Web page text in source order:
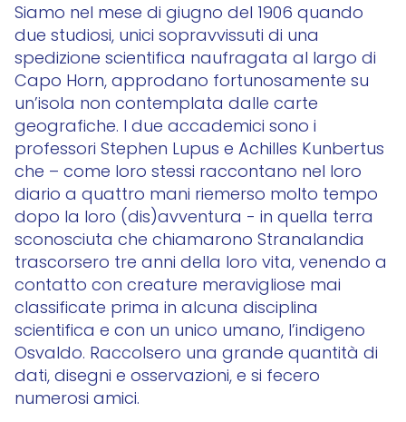
Siamo nel mese di giugno del 1906 quando
due studiosi, unici sopravvissuti di una
spedizione scientifica naufragata al largo di
Capo Horn, approdano fortunosamente su
un’isola non contemplata dalle carte
geografiche. I due accademici sono i
professori Stephen Lupus e Achilles Kunbertus
che – come loro stessi raccontano nel loro
diario a quattro mani riemerso molto tempo
dopo la loro (dis)avventura - in quella terra
sconosciuta che chiamarono Stranalandia
trascorsero tre anni della loro vita, venendo a
contatto con creature meravigliose mai
classificate prima in alcuna disciplina
scientifica e con un unico umano, l’indigeno
Osvaldo. Raccolsero una grande quantità di
dati, disegni e osservazioni, e si fecero
numerosi amici.